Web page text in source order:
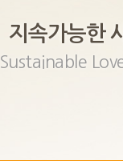
지속가능한
Sustainable